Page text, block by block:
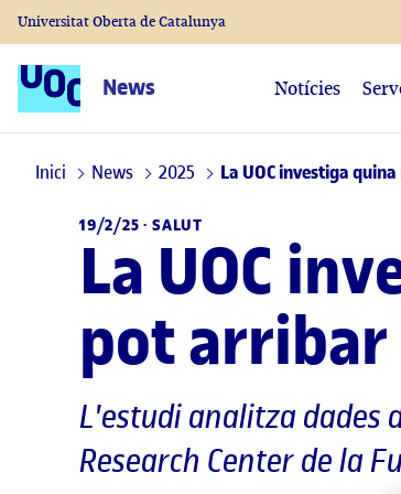
Universitat Oberta de Catalunya
News Notícies
Inici News 2025 La UOC investiga
19/2/25 · SALUT
La UOC
pot arribar
L'estudi analitza dades
Research Center de la